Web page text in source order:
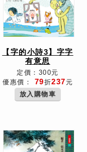
【字的小詩3】字字
有意思
定價：300元
優惠價： 79折237 元
放入購物車